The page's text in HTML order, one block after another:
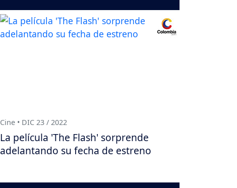
Cine • DIC 23 / 2022
La película 'The Flash' sorprende
adelantando su fecha de estreno